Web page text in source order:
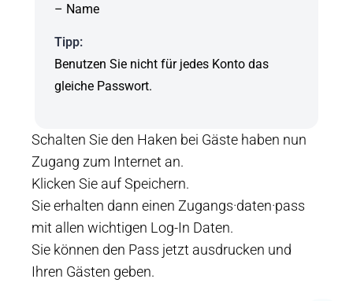
– Name
Tipp:
Benutzen Sie nicht für jedes Konto das
gleiche Passwort.
Schalten Sie den Haken bei Gäste haben nun
Zugang zum Internet an.
Klicken Sie auf Speichern.
Sie erhalten dann einen Zugangs·daten·pass
mit allen wichtigen Log-In Daten.
Sie können den Pass jetzt ausdrucken und
Ihren Gästen geben.